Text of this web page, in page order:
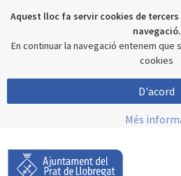
Aquest lloc fa servir cookies de
navegació.
En continuar la navegació entenem
cookies
D'acord
Més